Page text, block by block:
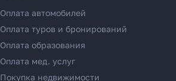
Переводы в ОАЭ
Переводы в Европу
Переводы в Азию
Переводы в Россию
Переводы в Австрию
Оплата автомобилей
Оплата туров и бронирований
Оплата образования
Оплата мед. услуг
Покупка недвижимости